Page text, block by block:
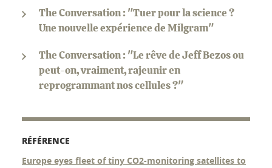
The Conversation : "Tuer pour la science ?
Une nouvelle expérience de Milgram"
The Conversation : "Le rêve de Jeff Bezos ou
peut-on, vraiment, rajeunir en
reprogrammant nos cellules ?"
RÉFÉRENCE
Europe eyes fleet of tiny CO2-monitoring satellites to